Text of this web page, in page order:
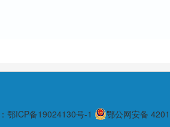
鄂ICP备19024130号-1 鄂公网安备